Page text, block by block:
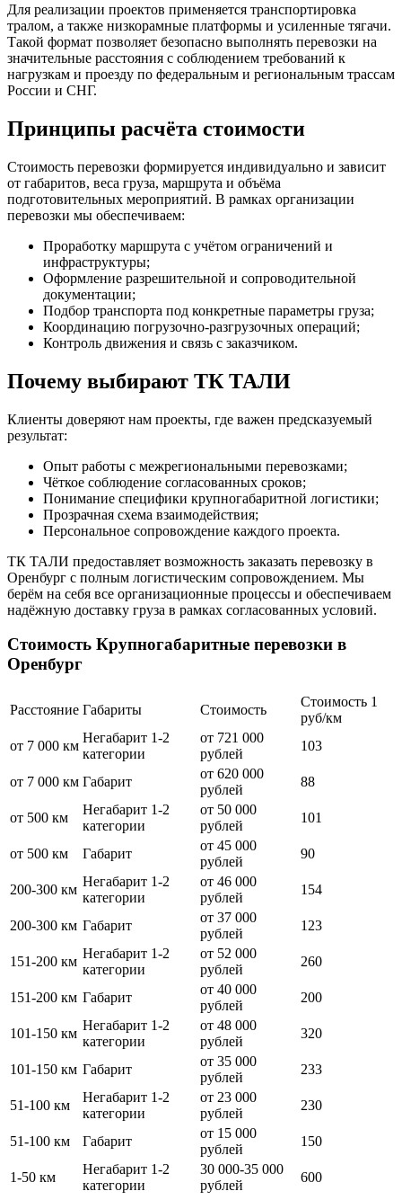
Для реализации проектов применяется транспортировка
тралом, а также низкорамные платформы и усиленные тягачи.
Такой формат позволяет безопасно выполнять перевозки на
значительные расстояния с соблюдением требований к
нагрузкам и проезду по федеральным и региональным трассам
России и СНГ.
Принципы расчёта стоимости
Стоимость перевозки формируется индивидуально и зависит
от габаритов, веса груза, маршрута и объёма
подготовительных мероприятий. В рамках организации
перевозки мы обеспечиваем:
Проработку маршрута с учётом ограничений и
инфраструктуры;
Оформление разрешительной и сопроводительной
документации;
Подбор транспорта под конкретные параметры груза;
Координацию погрузочно-разгрузочных операций;
Контроль движения и связь с заказчиком.
Почему выбирают ТК ТАЛИ
Клиенты доверяют нам проекты, где важен предсказуемый
результат:
Опыт работы с межрегиональными перевозками;
Чёткое соблюдение согласованных сроков;
Понимание специфики крупногабаритной логистики;
Прозрачная схема взаимодействия;
Персональное сопровождение каждого проекта.
ТК ТАЛИ предоставляет возможность заказать перевозку в
Оренбург с полным логистическим сопровождением. Мы
берём на себя все организационные процессы и обеспечиваем
надёжную доставку груза в рамках согласованных условий.
Стоимость Крупногабаритные перевозки в
Оренбург
Расстояние Габариты Стоимость
Стоимость 1
руб/км
от 7 000 км
Негабарит 1-2
категории
от 721 000
рублей
103
от 7 000 км Габарит
от 620 000
рублей
88
от 500 км
Негабарит 1-2
категории
от 50 000
рублей
101
от 500 км Габарит
от 45 000
рублей
90
200-300 км
Негабарит 1-2
категории
от 46 000
рублей
154
200-300 км Габарит
от 37 000
рублей
123
151-200 км
Негабарит 1-2
категории
от 52 000
рублей
260
151-200 км Габарит
от 40 000
рублей
200
101-150 км
Негабарит 1-2
категории
от 48 000
рублей
320
101-150 км Габарит
от 35 000
рублей
233
51-100 км
Негабарит 1-2
категории
от 23 000
рублей
230
51-100 км Габарит
от 15 000
рублей
150
1-50 км
Негабарит 1-2
категории
30 000-35 000
рублей
600